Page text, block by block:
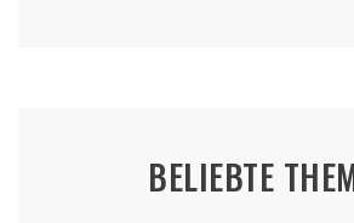
BELIEBTE